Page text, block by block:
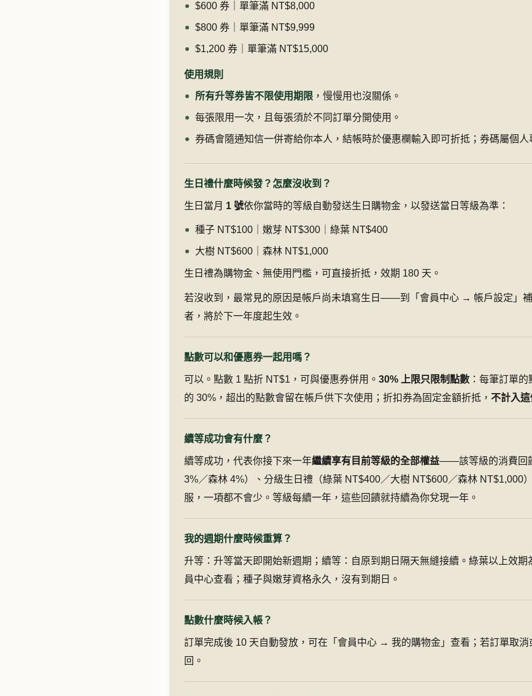
$600 券｜單筆滿 NT$8,000
$800 券｜單筆滿 NT$9,999
$1,200 券｜單筆滿 NT$15,000
使用規則
所有升等券皆不限使用期限 ，慢慢用也沒關係。
每張限用一次，且每張須於不同訂單分開使用。
券碼會隨通知信一併寄給你本人，結帳時於優惠欄輸入即可折抵；券碼屬個人
生日禮什麼時候發？怎麼沒收到？
生日當月 1 號依你當時的等級自動發送生日購物金，以發送當日等級為準：
種子 NT$100｜嫩芽 NT$300｜綠葉 NT$400
大樹 NT$600｜森林 NT$1,000
生日禮為購物金、無使用門檻，可直接折抵，效期 180 天。
若沒收到，最常見的原因是帳戶尚未填寫生日——到「會員中心 → 帳戶設定」
者，將於下一年度起生效。
點數可以和優惠券一起用嗎？
可以。點數 1 點折 NT$1，可與優惠券併用。 30% 上限只限制點數 ：每筆訂單
的 30%，超出的點數會留在帳戶供下次使用；折扣券為固定金額折抵， 不計入
續等成功會有什麼？
續等成功，代表你接下來一年繼續享有目前等級的全部權益——該等級的消費回
3%／森林 4%）、分級生日禮（綠葉 NT$400／大樹 NT$600／森林 NT$1,000
服，一項都不會少。等級每續一年，這些回饋就持續為你兌現一年。
我的週期什麼時候重算？
升等：升等當天即開始新週期；續等：自原到期日隔天無縫接續。綠葉以上效期
員中心查看；種子與嫩芽資格永久，沒有到期日。
點數什麼時候入帳？
訂單完成後 10 天自動發放，可在「會員中心 → 我的購物金」查看；若訂單取消
回。